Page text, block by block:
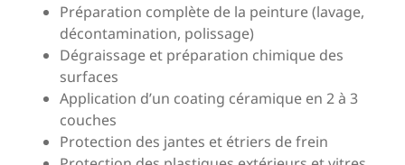
Préparation complète de la peinture (lavage,
décontamination, polissage)
Dégraissage et préparation chimique des
surfaces
Application d’un coating céramique en 2 à 3
couches
Protection des jantes et étriers de frein